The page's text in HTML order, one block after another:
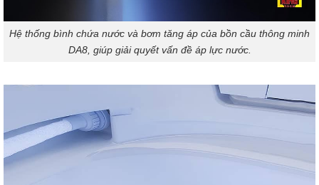
Hệ thống bình chứa nước và bơm tăng áp của bồn cầu thông minh
DA8, giúp giải quyết vấn đề áp lực nước.